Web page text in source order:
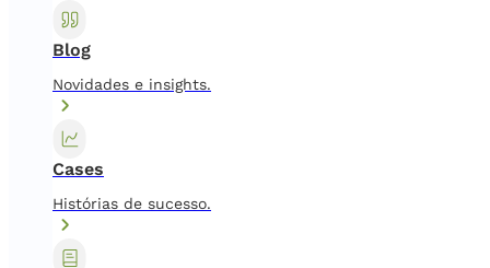
Blog
Novidades e insights.
Cases
Histórias de sucesso.